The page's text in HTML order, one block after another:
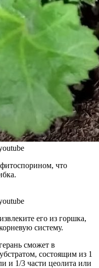
что
его из горшка,
систему.
сможет в
состоящим из 1
и 1/3 части цеолита или